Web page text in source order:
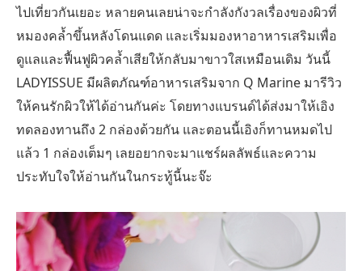
ไปเที่ยวกันเยอะ หลายคนเลยน่าจะกำลังกังวลเรื่องของผิวที่
หมองคล้ำขึ้นหลังโดนแดด และเริ่มมองหาอาหารเสริมเพื่อ
ดูแลและฟื้นฟูผิวคล้ำเสียให้กลับมาขาวใสเหมือนเดิม วันนี้
LADYISSUE มีผลิตภัณฑ์อาหารเสริมจาก Q Marine มารีวิว
ให้คนรักผิวให้ได้อ่านกันค่ะ โดยทางแบรนด์ได้ส่งมาให้เอิง
ทดลองทานถึง 2 กล่องด้วยกัน และตอนนี้เอิงก็ทานหมดไป
แล้ว 1 กล่องเต็มๆ เลยอยากจะมาแชร์ผลลัพธ์และความ
ประทับใจให้อ่านกันในกระทู้นี้นะจ๊ะ